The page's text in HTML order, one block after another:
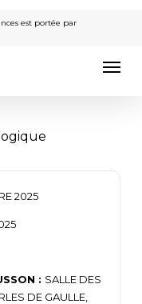
est portée par
2025
: SALLE DES
DE GAULLE,